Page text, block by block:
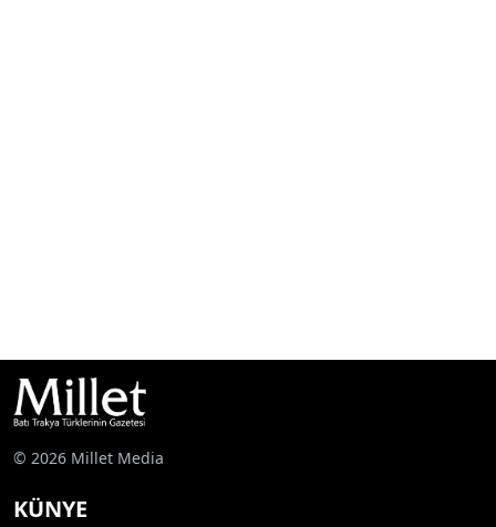
© 2026 Millet Media
KÜNYE